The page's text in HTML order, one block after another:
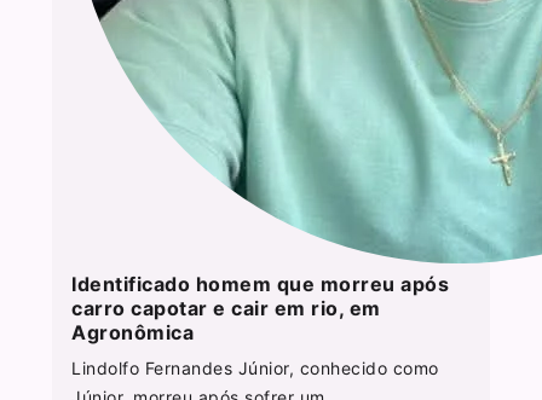
Identificado homem que morreu após
carro capotar e cair em rio, em
Agronômica
Lindolfo Fernandes Júnior, conhecido como